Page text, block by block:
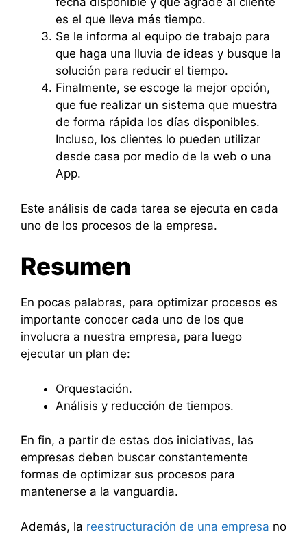
es el que lleva más tiempo.
Se le informa al equipo de trabajo para
que haga una lluvia de ideas y busque la
solución para reducir el tiempo.
Finalmente, se escoge la mejor opción,
que fue realizar un sistema que muestra
de forma rápida los días disponibles.
Incluso, los clientes lo pueden utilizar
desde casa por medio de la web o una
App.
Este análisis de cada tarea se ejecuta en cada
uno de los procesos de la empresa.
Resumen
En pocas palabras, para optimizar procesos es
importante conocer cada uno de los que
involucra a nuestra empresa, para luego
ejecutar un plan de:
Orquestación.
Análisis y reducción de tiempos.
En fin, a partir de estas dos iniciativas, las
empresas deben buscar constantemente
formas de optimizar sus procesos para
mantenerse a la vanguardia.
Además, la reestructuración de una empresa no